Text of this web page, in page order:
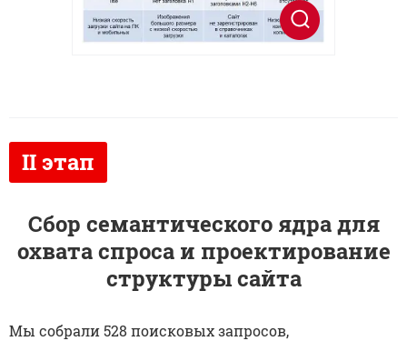
Сбор семантического ядра для
охвата спроса и проектирование
структуры сайта
Мы собрали 528 поисковых запросов,